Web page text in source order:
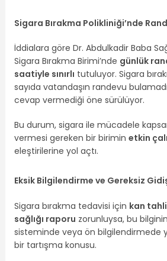
Sigara Bırakma Polikliniği’nde
İddialara göre Dr. Abdulkadir Baba
Sigara Bırakma Birimi’nde günlük
saatiyle sınırlı tutuluyor. Sigara
sayıda vatandaşın randevu
cevap vermediği öne sürülüyor.
Bu durum, sigara ile mücadele
vermesi gereken bir birimin etkin
eleştirilerine yol açtı.
Eksik Bilgilendirme ve Gereksiz
Sigara bırakma tedavisi için kan
sağlığı raporu zorunluysa, bu
sisteminde veya ön bilgilendirmede
bir tartışma konusu.